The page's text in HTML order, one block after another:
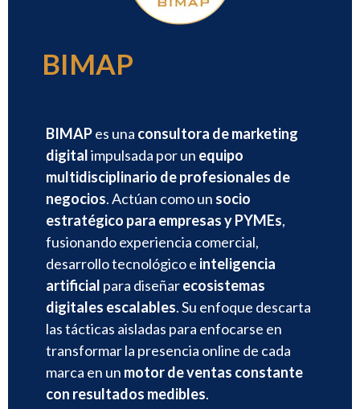
BIMAP
BIMAPes una consultora de marketing
digitalimpulsada por un equipo
multidisciplinario de profesionales de
negocios. Actúan como un socio
estratégico para empresas y PYMEs,
fusionando experiencia comercial,
desarrollo tecnológico e inteligencia
artificial para diseñarecosistemas
digitales escalables. Su enfoque descarta
las tácticas aisladas para enfocarse en
transformar la presencia online de cada
marca en un motor de ventas constante
con resultados medibles.